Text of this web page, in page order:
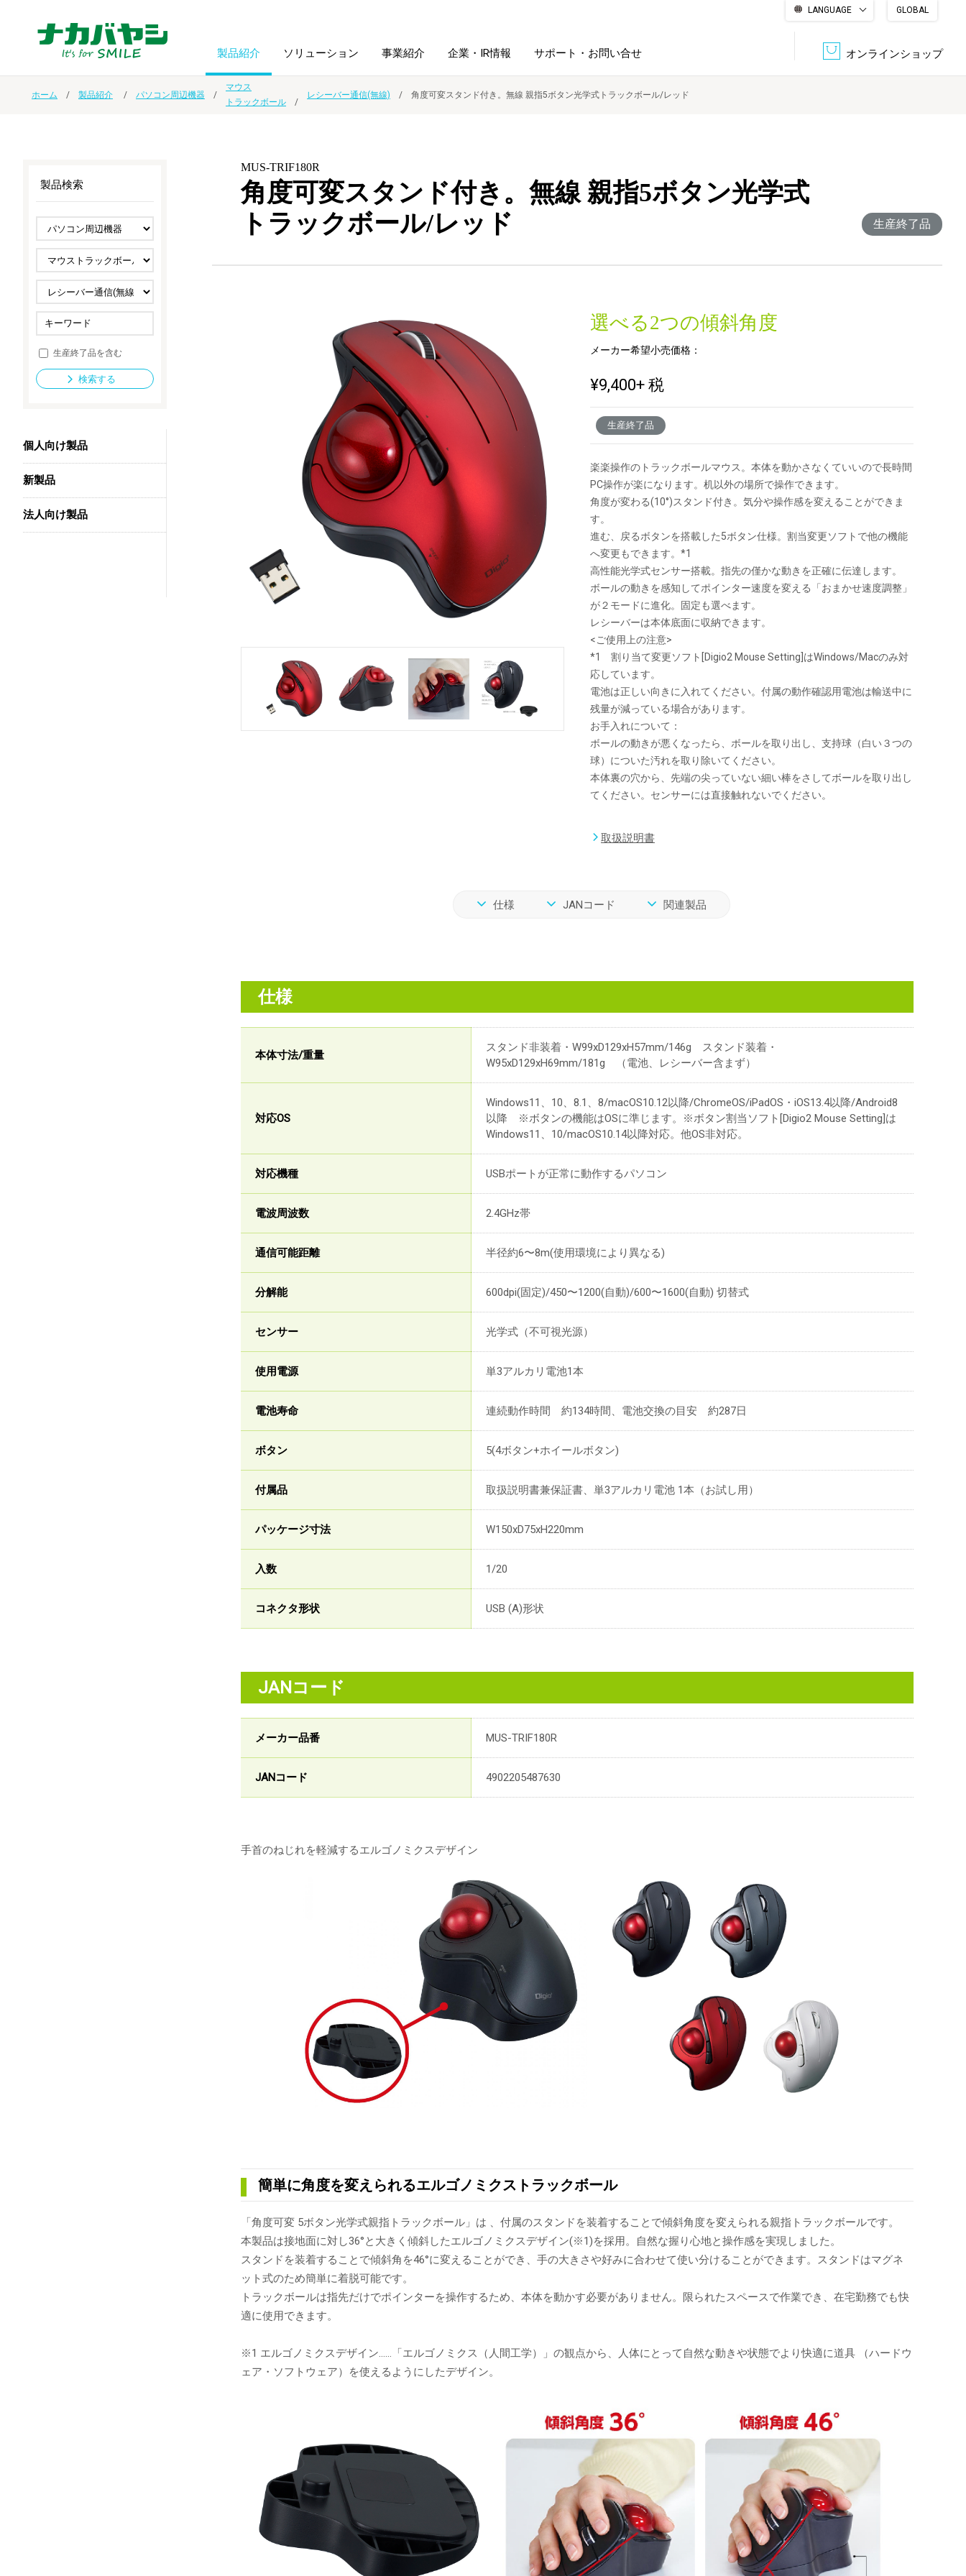
LANGUAGE
GLOBAL
オンラインショップ
製品紹介
ノート・紙製品
ファイル・
ホルダー用品
筆記具
スマートフォン・
タブレット関連
ゲーム関連 デジタルカメラ関連 事務用品
防災・
セキュリティ用品
法人向け製品 新製品一覧
ソリューション
オーダー手帳・ノベルティ制作 学校ソリューション DPS（データ・プリント・サービス）
ドキュメントスキャニングサービス 総務＋クリエイティブ サステナブルな紙器製品「asue（あすえ）」
導入事例
事業紹介 企業・IR情報
IR情報 沿革 認証一覧
サステナビリティ 採用情報
サポート・お問い合せ
ホーム 製品紹介 パソコン周辺機器
マウス
トラックボール
レシーバー通信(無線) 角度可変スタンド付き。無線 親指5ボタン光学式トラックボール/レッド
MUS-TRIF180R
角度可変スタンド付き。無線 親指5ボタン光学式
トラックボール/レッド
生産終了品
選べる2つの傾斜角度
メーカー希望小売価格：
¥9,400+ 税
生産終了品
楽楽操作のトラックボールマウス。本体を動かさなくていいので長時間
PC操作が楽になります。机以外の場所で操作できます。
角度が変わる(10°)スタンド付き。気分や操作感を変えることができま
す。
進む、戻るボタンを搭載した5ボタン仕様。割当変更ソフトで他の機能
へ変更もできます。*1
高性能光学式センサー搭載。指先の僅かな動きを正確に伝達します。
ボールの動きを感知してポインター速度を変える「おまかせ速度調整」
が２モードに進化。固定も選べます。
レシーバーは本体底面に収納できます。
<ご使用上の注意>
*1 割り当て変更ソフト[Digio2 Mouse Setting]はWindows/Macのみ対
応しています。
電池は正しい向きに入れてください。付属の動作確認用電池は輸送中に
残量が減っている場合があります。
お手入れについて：
ボールの動きが悪くなったら、ボールを取り出し、支持球（白い３つの
球）についた汚れを取り除いてください。
本体裏の穴から、先端の尖っていない細い棒をさしてボールを取り出し
てください。センサーには直接触れないでください。
取扱説明書
仕様 JANコード 関連製品
仕様
本体寸法/重量
スタンド非装着・W99xD129xH57mm/146g スタンド装着・
W95xD129xH69mm/181g （電池、レシーバー含まず）
対応OS
Windows11、10、8.1、8/macOS10.12以降/ChromeOS/iPadOS・iOS13.4以降/Android8
以降 ※ボタンの機能はOSに準じます。※ボタン割当ソフト[Digio2 Mouse Setting]は
Windows11、10/macOS10.14以降対応。他OS非対応。
対応機種 USBポートが正常に動作するパソコン
電波周波数 2.4GHz帯
通信可能距離 半径約6〜8m(使用環境により異なる)
分解能 600dpi(固定)/450〜1200(自動)/600〜1600(自動) 切替式
センサー 光学式（不可視光源）
使用電源 単3アルカリ電池1本
電池寿命 連続動作時間 約134時間、電池交換の目安 約287日
ボタン 5(4ボタン+ホイールボタン)
付属品 取扱説明書兼保証書、単3アルカリ電池 1本（お試し用）
パッケージ寸法 W150xD75xH220mm
入数 1/20
コネクタ形状 USB (A)形状
JANコード
メーカー品番 MUS-TRIF180R
JANコード 4902205487630
手首のねじれを軽減するエルゴノミクスデザイン
簡単に角度を変えられるエルゴノミクストラックボール
「角度可変 5ボタン光学式親指トラックボール」は 、付属のスタンドを装着することで傾斜角度を変えられる親指トラックボールです。
本製品は接地面に対し36°と大きく傾斜したエルゴノミクスデザイン(※1)を採用。自然な握り心地と操作感を実現しました。
スタンドを装着することで傾斜角を46°に変えることができ、手の大きさや好みに合わせて使い分けることができます。スタンドはマグネ
ット式のため簡単に着脱可能です。
トラックボールは指先だけでポインターを操作するため、本体を動かす必要がありません。限られたスペースで作業でき、在宅勤務でも快
適に使用できます。
※1 エルゴノミクスデザイン……「エルゴノミクス（人間工学）」の観点から、人体にとって自然な動きや状態でより快適に道具 （ハードウ
ェア・ソフトウェア）を使えるようにしたデザイン。
製品検索
生産終了品を含む
検索する
個人向け製品
新製品
法人向け製品